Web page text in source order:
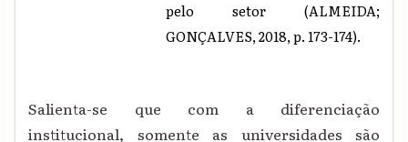
pelo setor (ALMEIDA;
GONÇALVES, 2018, p. 173-174).
Salienta-se que com a diferenciação
institucional, somente as universidades são